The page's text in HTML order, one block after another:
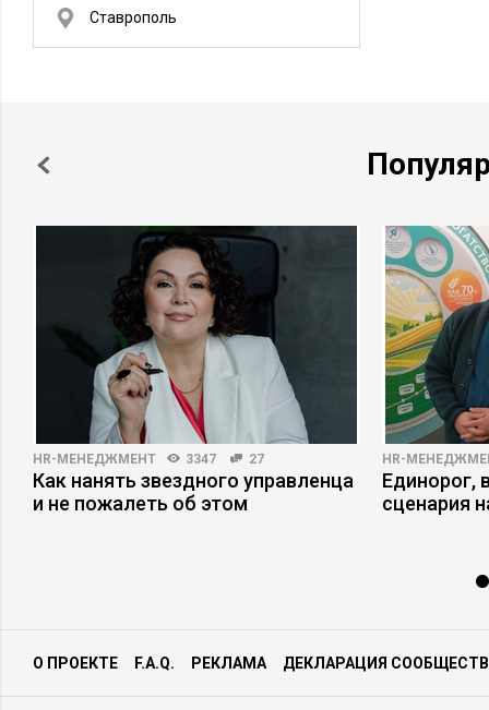
Ставрополь
HR-МЕНЕДЖМЕНТ 3347 27
Как нанять звездного управленца
и не пожалеть об этом
HR-
Единорог,
сценария
О ПРОЕКТЕ F.A.Q. РЕКЛАМА ДЕКЛАРАЦИЯ